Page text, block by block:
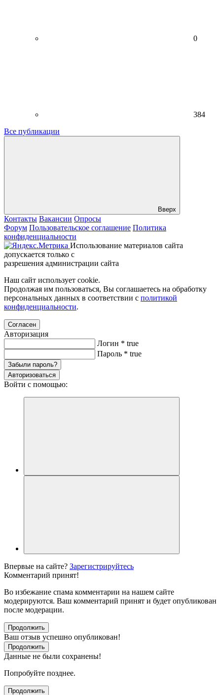
0
384
Все публикации
Вверх
Контакты Вакансии Опросы
Форум Пользовательское соглашение Политика
конфиденциальности
Использование материалов сайта
допускается только с
разрешения администрации сайта
Наш сайт использует cookie.
Продолжая им пользоваться, Вы соглашаетесь на обработку
персональных данных в соответствии с политикой
конфиденциальности.
Согласен
Авторизация
Логин * true
Пароль * true
Забыли пароль?
Авторизоваться
Войти с помощью:
Впервые на сайте? Зарегистрируйтесь
Комментарий принят!
Во избежание спама комментарии на нашем сайте
модерируются. Ваш комментарий принят и будет опубликован
после модерации.
Продолжить
Ваш отзыв успешно опубликован!
Продолжить
Данные не были сохранены!
Попробуйте позднее.
Продолжить